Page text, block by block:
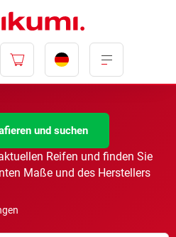
und suchen
Reifen und finden Sie
Maße und des Herstellers